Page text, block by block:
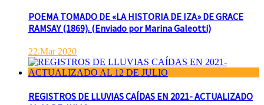
POEMA TOMADO DE «LA HISTORIA DE IZA» DE GRACE
RAMSAY (1869). (Enviado por Marina Galeotti)
22.Mar 2020
REGISTROS DE LLUVIAS CAÍDAS EN 2021- ACTUALIZADO